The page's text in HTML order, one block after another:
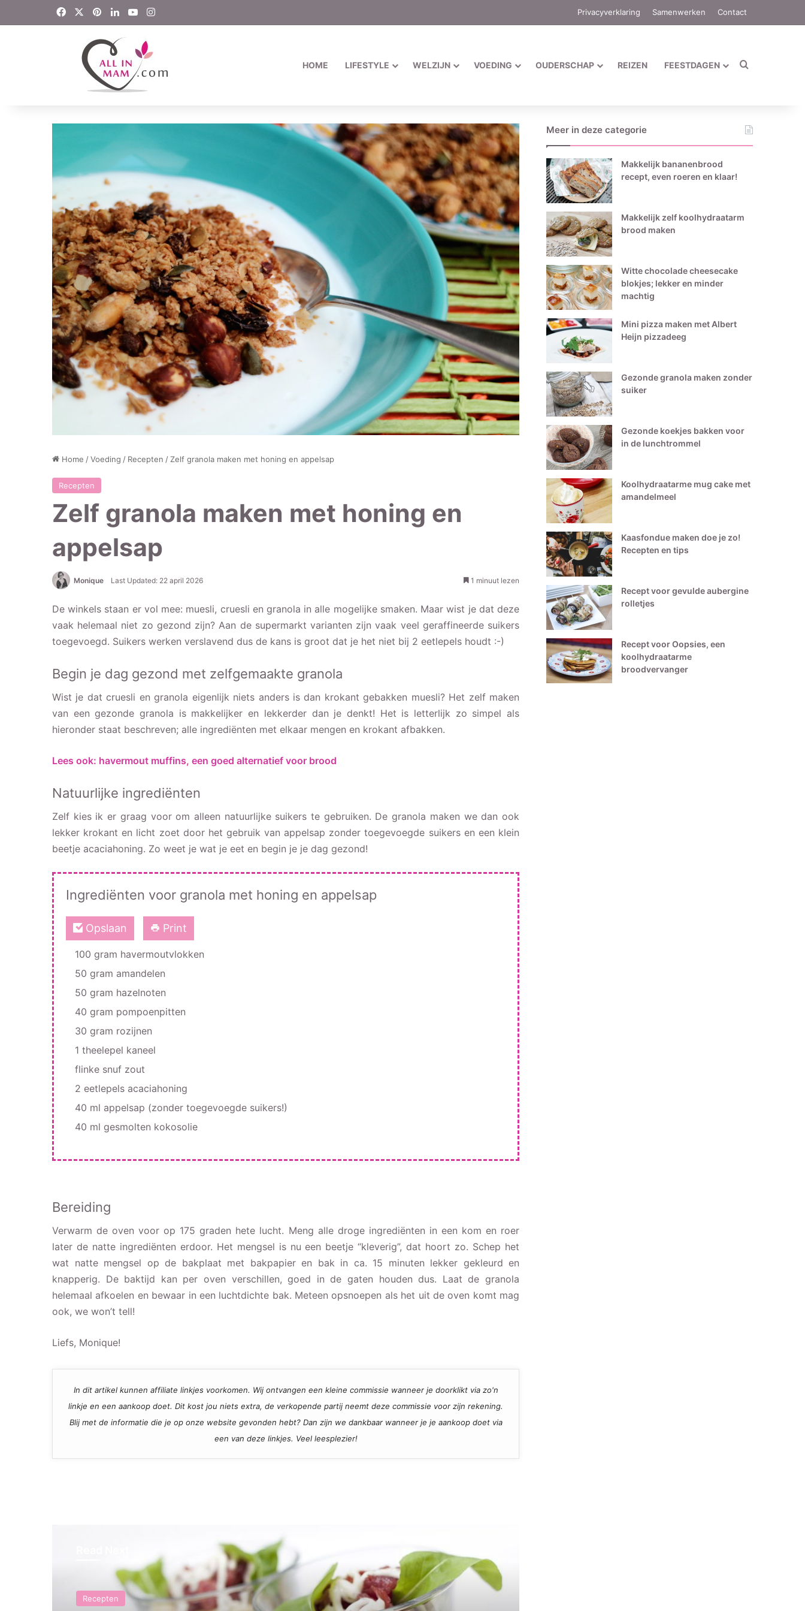
FacebookPinterestLinkedIn
YouTubeInstagram Privacyverklaring Samenwerken Contact
HOME LIFESTYLE WELZIJN VOEDING OUDERSCHAP REIZEN FEESTDAGEN Zoek naar
Home /Voeding / Recepten /Zelf granola maken met honing en appelsap
Recepten
Zelf granola maken met honing en
appelsap
Monique Last Updated: 22 april 2026 1 minuut lezen
De winkels staan er vol mee: muesli, cruesli en granola in alle mogelijke smaken. Maar wist je dat deze
vaak helemaal niet zo gezond zijn? Aan de supermarkt varianten zijn vaak veel geraffineerde suikers
toegevoegd. Suikers werken verslavend dus de kans is groot dat je het niet bij 2 eetlepels houdt :-)
Begin je dag gezond met zelfgemaakte granola
Wist je dat cruesli en granola eigenlijk niets anders is dan krokant gebakken muesli? Het zelf maken
van een gezonde granola is makkelijker en lekkerder dan je denkt! Het is letterlijk zo simpel als
hieronder staat beschreven; alle ingrediënten met elkaar mengen en krokant afbakken.
Lees ook: havermout muffins, een goed alternatief voor brood
Natuurlijke ingrediënten
Zelf kies ik er graag voor om alleen natuurlijke suikers te gebruiken. De granola maken we dan ook
lekker krokant en licht zoet door het gebruik van appelsap zonder toegevoegde suikers en een klein
beetje acaciahoning. Zo weet je wat je eet en begin je je dag gezond!
Ingrediënten voor granola met honing en appelsap
Opslaan Print
100 gram havermoutvlokken
50 gram amandelen
50 gram hazelnoten
40 gram pompoenpitten
30 gram rozijnen
1 theelepel kaneel
flinke snuf zout
2 eetlepels acaciahoning
40 ml appelsap (zonder toegevoegde suikers!)
40 ml gesmolten kokosolie
Bereiding
Verwarm de oven voor op 175 graden hete lucht. Meng alle droge ingrediënten in een kom en roer
later de natte ingrediënten erdoor. Het mengsel is nu een beetje “kleverig”, dat hoort zo. Schep het
wat natte mengsel op de bakplaat met bakpapier en bak in ca. 15 minuten lekker gekleurd en
knapperig. De baktijd kan per oven verschillen, goed in de gaten houden dus. Laat de granola
helemaal afkoelen en bewaar in een luchtdichte bak. Meteen opsnoepen als het uit de oven komt mag
ook, we won’t tell!
Liefs, Monique!
In dit artikel kunnen affiliate linkjes voorkomen. Wij ontvangen een kleine commissie wanneer je doorklikt via zo'n
linkje en een aankoop doet. Dit kost jou niets extra, de verkopende partij neemt deze commissie voor zijn rekening.
Blij met de informatie die je op onze website gevonden hebt? Dan zijn we dankbaar wanneer je je aankoop doet via
een van deze linkjes. Veel leesplezier!
Recepten
Maak je tosti koolhydraatarm,
makkelijk én lekker
Bananencake zonder boter en suiker,
Meer in deze categorie
Makkelijk bananenbrood
recept, even roeren en klaar!
Makkelijk zelf koolhydraatarm
brood maken
Witte chocolade cheesecake
blokjes; lekker en minder
machtig
Mini pizza maken met Albert
Heijn pizzadeeg
Gezonde granola maken zonder
suiker
Gezonde koekjes bakken voor
in de lunchtrommel
Koolhydraatarme mug cake met
amandelmeel
Kaasfondue maken doe je zo!
Recepten en tips
Recept voor gevulde aubergine
rolletjes
Recept voor Oopsies, een
koolhydraatarme
broodvervanger